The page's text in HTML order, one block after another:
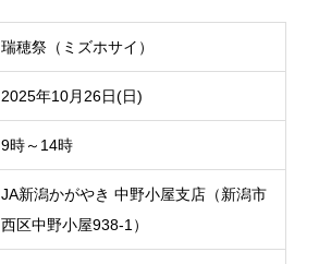
瑞穂祭（ミズホサイ）
2025年10月26日(日)
9時～14時
JA新潟かがやき 中野小屋支店（新潟市
西区中野小屋938-1）